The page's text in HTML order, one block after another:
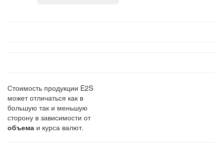
Стоимость продукции E2S
может отличаться как в
большую так и меньшую
сторону в зависимости от
объема и курса валют.